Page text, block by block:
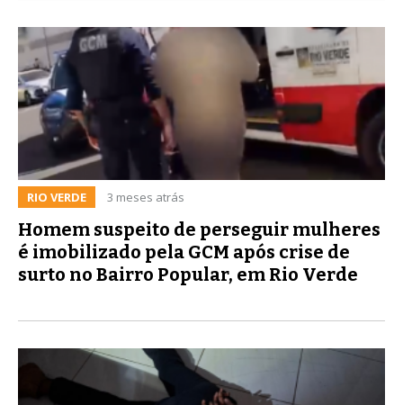
RIO VERDE 3 meses atrás
Homem suspeito de perseguir mulheres
é imobilizado pela GCM após crise de
surto no Bairro Popular, em Rio Verde